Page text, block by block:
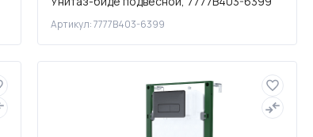
Артикул: 7777B403-6399